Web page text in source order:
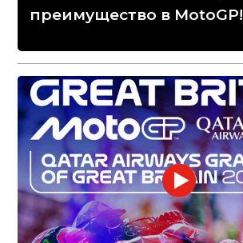
преимущество в MotoGP!